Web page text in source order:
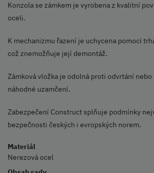
Konzola se zámkem je vyrobena z kvalitní
oceli.
K mechanizmu řazení je uchycena pomocí
což znemožňuje její demontáž.
Zámková vložka je odolná proti odvrtání
náhodné uzamčení.
Zabezpečení Construct splňuje podmínky
bezpečnosti českých i evropských norem.
Materiál
Nerezová ocel